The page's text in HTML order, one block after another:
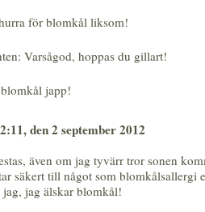
för blomkål liksom!
Varsågod, hoppas du gillart!
japp!
den 2 september 2012
även om jag tyvärr tror sonen
säkert till något som blomkålsallergi
jag, jag älskar blomkål!